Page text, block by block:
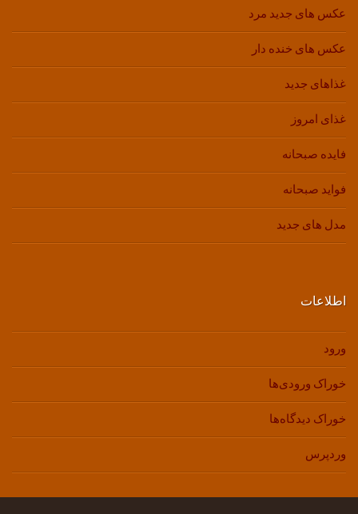
عکس های جدید مرد
عکس های خنده دار
غذاهای جدید
غذای امروز
فایده صبحانه
فواید صبحانه
مدل های جدید
اطلاعات
ورود
خوراک ورودی‌ها
خوراک دیدگاه‌ها
وردپرس